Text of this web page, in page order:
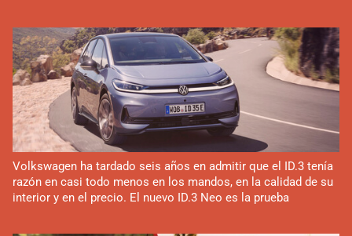
Volkswagen ha tardado seis años en admitir que el ID.3 tenía
razón en casi todo menos en los mandos, en la calidad de su
interior y en el precio. El nuevo ID.3 Neo es la prueba